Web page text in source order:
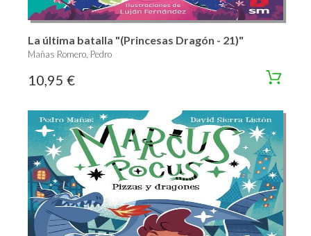
La última batalla "(Princesas Dragón - 21)"
Mañas Romero, Pedro
10,95 €